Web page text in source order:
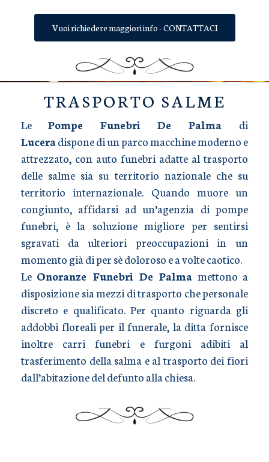
Vuoi richiedere maggiori info - CONTATTACI
TRASPORTO SALME
Le Pompe Funebri De Palma di
Luceradispone di un parco macchine moderno e
attrezzato, con auto funebri adatte al trasporto
delle salme sia su territorio nazionale che su
territorio internazionale. Quando muore un
congiunto, affidarsi ad un’agenzia di pompe
funebri, è la soluzione migliore per sentirsi
sgravati da ulteriori preoccupazioni in un
momento già di per sè doloroso e a volte caotico.
Le Onoranze Funebri De Palma mettono a
disposizione sia mezzi di trasporto che personale
discreto e qualificato. Per quanto riguarda gli
addobbi floreali per il funerale, la ditta fornisce
inoltre carri funebri e furgoni adibiti al
trasferimento della salma e al trasporto dei fiori
dall’abitazione del defunto alla chiesa.